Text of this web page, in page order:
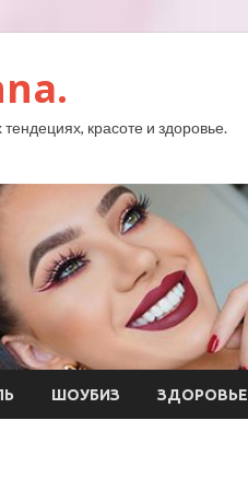
красоте и здоровье.
ШОУБИЗ ЗДОРОВЬЕ